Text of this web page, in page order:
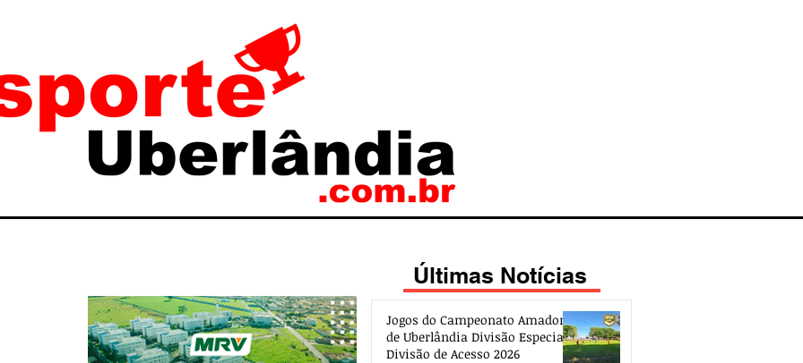
Últimas Notícias
Jogos do Campeonato Amador
de Uberlândia Divisão Especial e
Divisão de Acesso 2026